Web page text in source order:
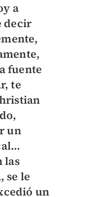
a
decir
fuente
te
un
las
se le
un